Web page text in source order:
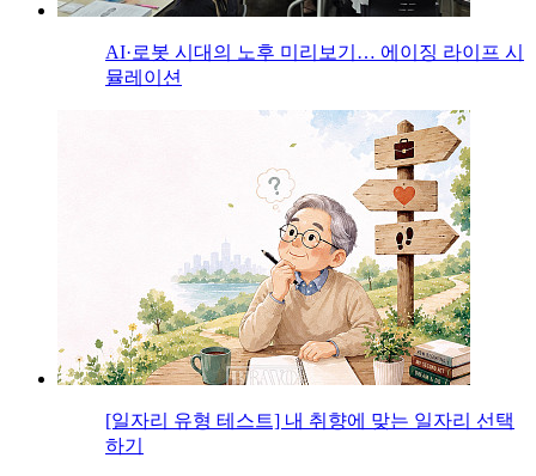
AI·로봇 시대의 노후 미리보기… 에이징 라이프 시
뮬레이션
[일자리 유형 테스트] 내 취향에 맞는 일자리 선택
하기